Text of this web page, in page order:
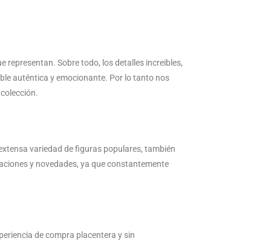
representan. Sobre todo, los detalles increibles,
auténtica y emocionante. Por lo tanto nos
variedad de figuras populares, también
y novedades, ya que constantemente
de compra placentera y sin